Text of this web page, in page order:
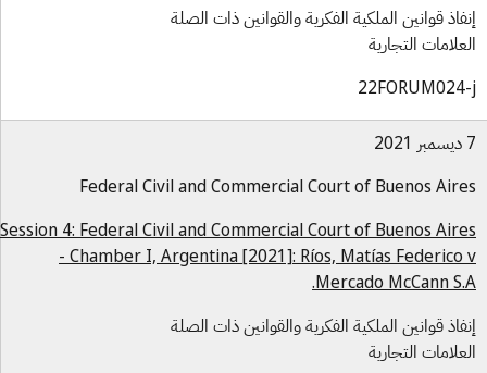
قوانين الملكية الفكرية والقوانين ذات الصلة
التجارية
Federal Civil and Commercial Court of Buenos
Session 4: Federal Civil and Commercial Court of Buenos
- Chamber I, Argentina [2021]: Ríos, Matías
Mercado McCann
قوانين الملكية الفكرية والقوانين ذات الصلة
التجارية